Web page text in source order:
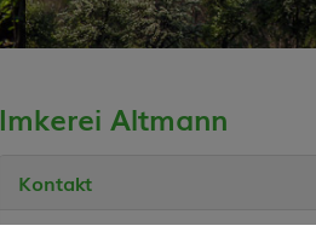
Imkerei Altmann
Kontakt